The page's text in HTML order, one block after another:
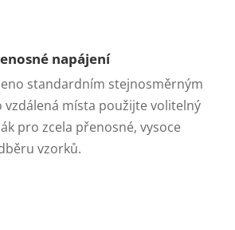
napájení
standardním stejnosměrným
vzdálená místa použijte volitelný
pro zcela přenosné, vysoce
vzorků.